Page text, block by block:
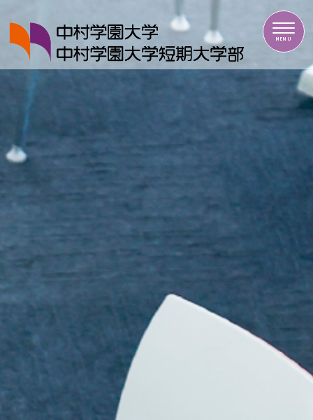
中村学園大学・中村学園大学短期大学部
MENU